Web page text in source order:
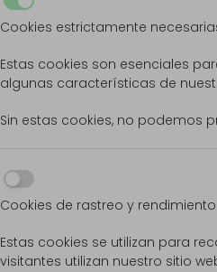
Cookies estrictamente
Estas cookies son esenciales
algunas características de
Sin estas cookies, no podemos
Cookies de rastreo y rendimiento
Estas cookies se utilizan para
visitantes utilizan nuestro sitio